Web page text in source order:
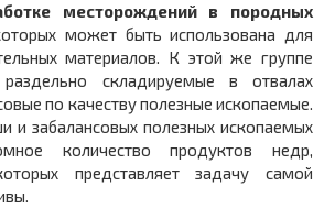
месторождений в породных
может быть использована для
материалов. К этой же группе
складируемые в отвалах
по качеству полезные ископаемые.
и забалансовых полезных ископаемых
количество продуктов недр,
представляет задачу самой